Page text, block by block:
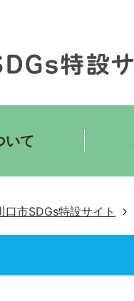
いて
口市SDGs特設サイト